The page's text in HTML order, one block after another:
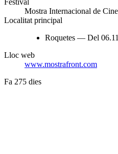
Festival
Mostra Internacional de
Localitat principal
Roquetes — Del
Lloc web
www.mostrafront.com
Fa 275 dies